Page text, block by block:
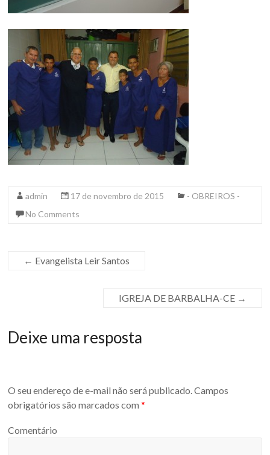
admin 17 de novembro de 2015
- OBREIROS -
No Comments
← Evangelista Leir Santos
IGREJA DE BARBALHA-CE →
Deixe uma resposta
O seu endereço de e-mail não será publicado.Campos
obrigatórios são marcados com*
Comentário